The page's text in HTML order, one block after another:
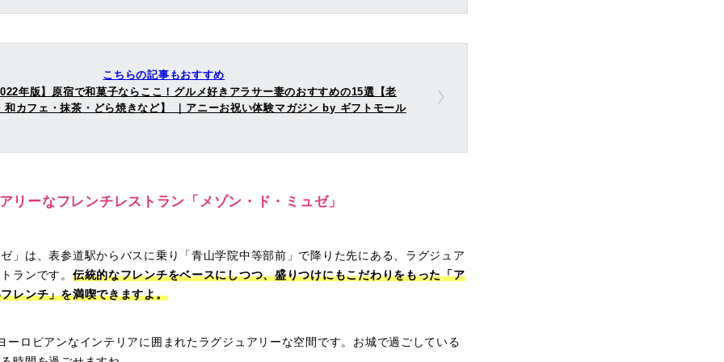
こちらの記事もおすすめ
年版】原宿で和菓子ならここ！グルメ好きアラサー妻のおすすめの15選【老
和カフェ・抹茶・どら焼きなど】 ｜アニーお祝い体験マガジン by ギフトモール
リーなフレンチレストラン「メゾン・ド・ミュゼ」
」は、表参道駅からバスに乗り「青山学院中等部前」で降りた先にある、ラグジュア
ランです。 伝統的なフレンチをベースにしつつ、盛りつけにもこだわりをもった「ア
レンチ」を満喫できますよ。
ーロピアンなインテリアに囲まれたラグジュアリーな空間です。お城で過ごしている